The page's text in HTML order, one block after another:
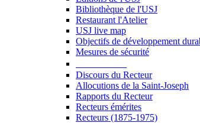
Bibliothèque de l'USJ
Restaurant l'Atelier
USJ live map
Objectifs de développement
Mesures de sécurité
Discours du Recteur
Allocutions de la Saint-Joseph
Rapports du Recteur
Recteurs émérites
Recteurs (1875-1975)